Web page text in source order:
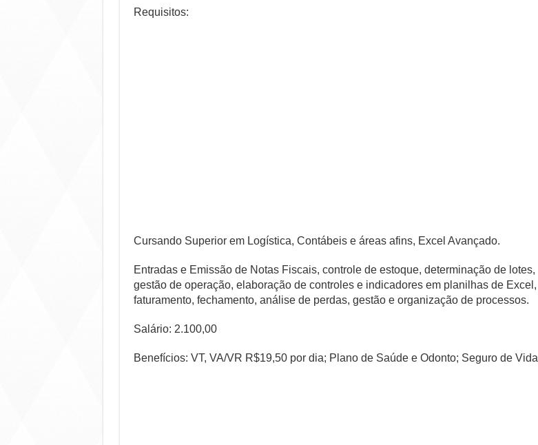
Requisitos:
Cursando Superior em Logística, Contábeis e áreas afins, Excel Avançado.
Entradas e Emissão de Notas Fiscais, controle de estoque, determinação de lotes,
gestão de operação, elaboração de controles e indicadores em planilhas de Excel,
faturamento, fechamento, análise de perdas, gestão e organização de processos.
Salário: 2.100,00
Benefícios: VT, VA/VR R$19,50 por dia; Plano de Saúde e Odonto; Seguro de Vida